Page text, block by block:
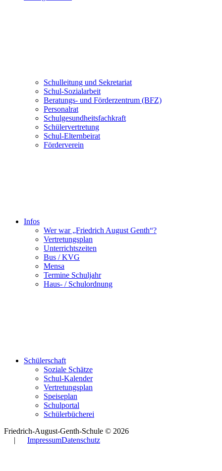
Schulleitung und Sekretariat
Schul-Sozialarbeit
Beratungs- und Förderzentrum (BFZ)
Personalrat
Schulgesundheitsfachkraft
Schülervertretung
Schul-Elternbeirat
Förderverein
Infos
Wer war „Friedrich August Genth“?
Vertretungsplan
Unterrichtszeiten
Bus / KVG
Mensa
Termine Schuljahr
Haus- / Schulordnung
Schülerschaft
Soziale Schätze
Schul-Kalender
Vertretungsplan
Speiseplan
Schulportal
Schülerbücherei
Friedrich-August-Genth-Schule © 2026
| ImpressumDatenschutz